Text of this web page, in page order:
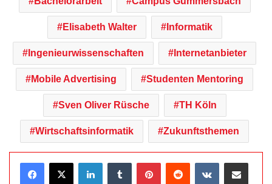
Elisabeth Walter Informatik
Ingenieurwissenschaften Internetanbieter
Mobile Advertising Studenten Mentoring
Sven Oliver Rüsche TH Köln
Wirtschaftsinformatik Zukunftsthemen